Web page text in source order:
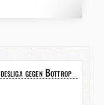
gegen Bottrop